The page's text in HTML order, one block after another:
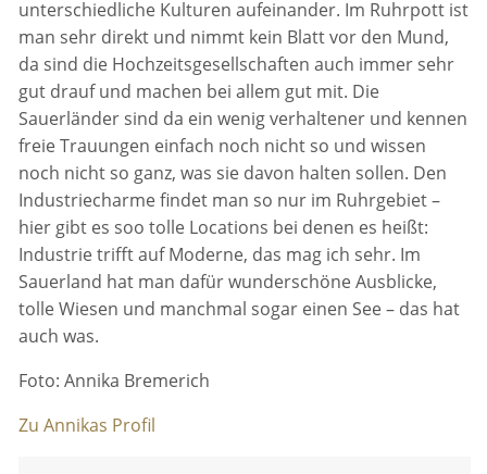
unterschiedliche Kulturen aufeinander. Im Ruhrpott ist
man sehr direkt und nimmt kein Blatt vor den Mund,
da sind die Hochzeitsgesellschaften auch immer sehr
gut drauf und machen bei allem gut mit. Die
Sauerländer sind da ein wenig verhaltener und kennen
freie Trauungen einfach noch nicht so und wissen
noch nicht so ganz, was sie davon halten sollen. Den
Industriecharme findet man so nur im Ruhrgebiet –
hier gibt es soo tolle Locations bei denen es heißt:
Industrie trifft auf Moderne, das mag ich sehr. Im
Sauerland hat man dafür wunderschöne Ausblicke,
tolle Wiesen und manchmal sogar einen See – das hat
auch was.
Foto: Annika Bremerich
Zu Annikas Profil